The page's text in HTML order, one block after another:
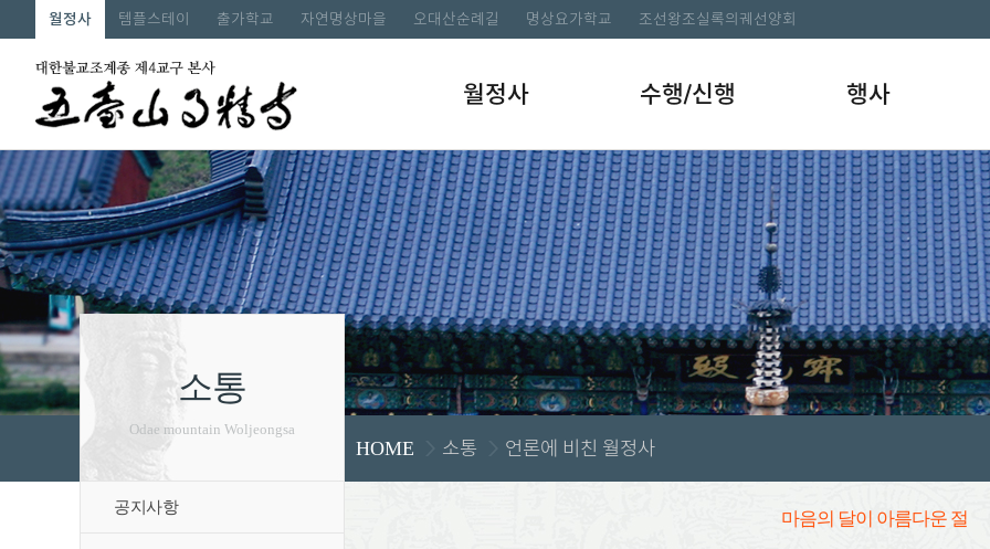
월정사 템플스테이 출가학교 자연명상마을 오대산순례길 명상요가학교 조선왕조실록의궤선양회
월정사 수행/신행 행사
소통
Odae mountain Woljeongsa
공지사항
HOME 소통 언론에 비친 월정사
마음의 달이 아름다운 절